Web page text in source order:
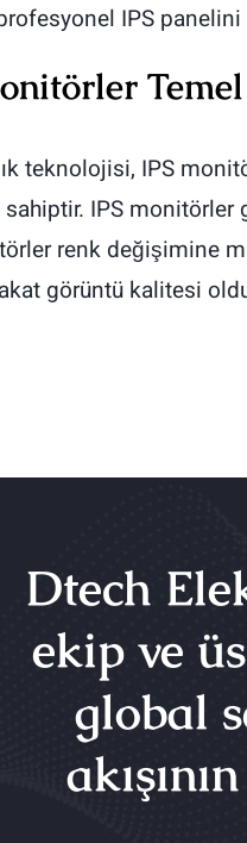
IPS
teknolojisi, IPS
IPS monitörler
renk değişimine
görüntü kalitesi
Dtech
ekip ve
global